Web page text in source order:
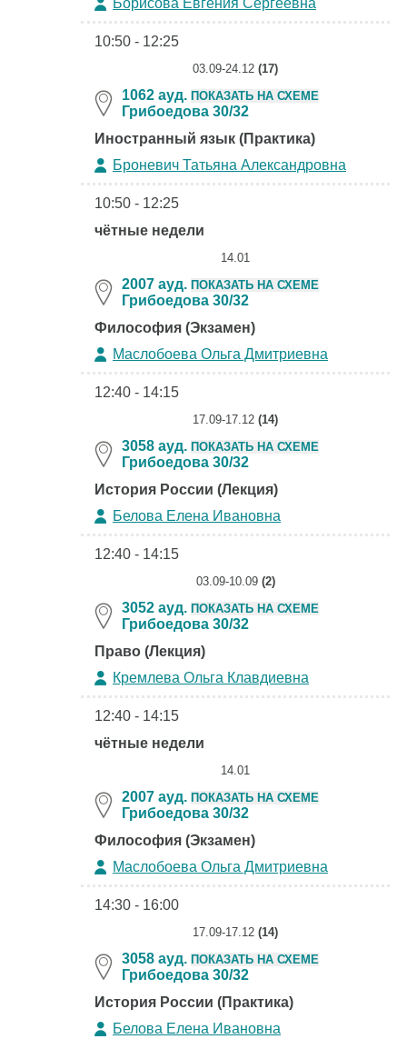
Борисова Евгения Сергеевна
10:50 - 12:25
03.09-24.12 (17)
1062 ауд. ПОКАЗАТЬ НА СХЕМЕ
Грибоедова 30/32
Иностранный язык (Практика)
Броневич Татьяна Александровна
10:50 - 12:25
чётные недели
14.01
2007 ауд. ПОКАЗАТЬ НА СХЕМЕ
Грибоедова 30/32
Философия (Экзамен)
Маслобоева Ольга Дмитриевна
12:40 - 14:15
17.09-17.12 (14)
3058 ауд. ПОКАЗАТЬ НА СХЕМЕ
Грибоедова 30/32
История России (Лекция)
Белова Елена Ивановна
12:40 - 14:15
03.09-10.09 (2)
3052 ауд. ПОКАЗАТЬ НА СХЕМЕ
Грибоедова 30/32
Право (Лекция)
Кремлева Ольга Клавдиевна
12:40 - 14:15
чётные недели
14.01
2007 ауд. ПОКАЗАТЬ НА СХЕМЕ
Грибоедова 30/32
Философия (Экзамен)
Маслобоева Ольга Дмитриевна
14:30 - 16:00
17.09-17.12 (14)
3058 ауд. ПОКАЗАТЬ НА СХЕМЕ
Грибоедова 30/32
История России (Практика)
Белова Елена Ивановна